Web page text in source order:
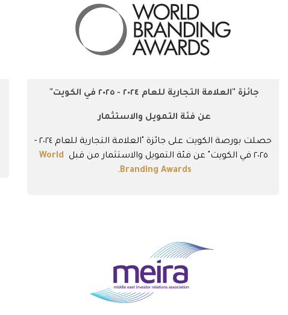
جائزة "العلامة التجارية للعام ٢٠٢٤ - ٢٠٢٥ في الكويت"
عن فئة التمويل والاستثمار
حصلت بورصة الكويت
على جائزة "العلامة التجارية للعام ٢٠٢٤ -
٢٠٢٥ في الكويت" عن فئة التمويل والاستثمار من قبل
World
Branding Awards
.